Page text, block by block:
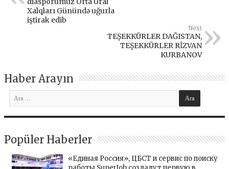
Xalqları Günündə uğurla
iştirak edib
Next
TEŞEKKÜRLER DAĞISTAN,
TEŞEKKÜRLER RİZVAN
KURBANOV
Haber Arayın
Popüler Haberler
«Единая Россия», ЦБСТ и сервис по поиску